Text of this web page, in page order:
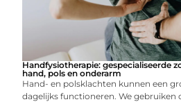
Handfysiotherapie: gespecialiseerde
hand, pols en onderarm
Hand- en polsklachten kunnen een
dagelijks functioneren. We gebruiken